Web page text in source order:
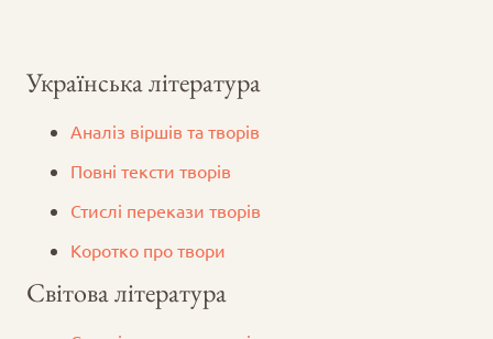
Українська література
Аналіз віршів та творів
Повні тексти творів
Стислі перекази творів
Коротко про твори
Світова література